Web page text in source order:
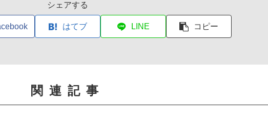
シェアする
はてブ LINE コピー
関連記事